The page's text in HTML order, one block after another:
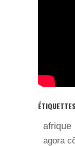
ÉTIQUETTES
afrique
agora